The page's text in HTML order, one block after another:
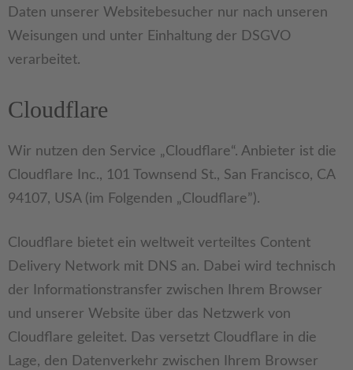
Daten unserer Websitebesucher nur nach unseren
Weisungen und unter Einhaltung der DSGVO
verarbeitet.
Cloudflare
Wir nutzen den Service „Cloudflare“. Anbieter ist die
Cloudflare Inc., 101 Townsend St., San Francisco, CA
94107, USA (im Folgenden „Cloudflare”).
Cloudflare bietet ein weltweit verteiltes Content
Delivery Network mit DNS an. Dabei wird technisch
der Informationstransfer zwischen Ihrem Browser
und unserer Website über das Netzwerk von
Cloudflare geleitet. Das versetzt Cloudflare in die
Lage, den Datenverkehr zwischen Ihrem Browser